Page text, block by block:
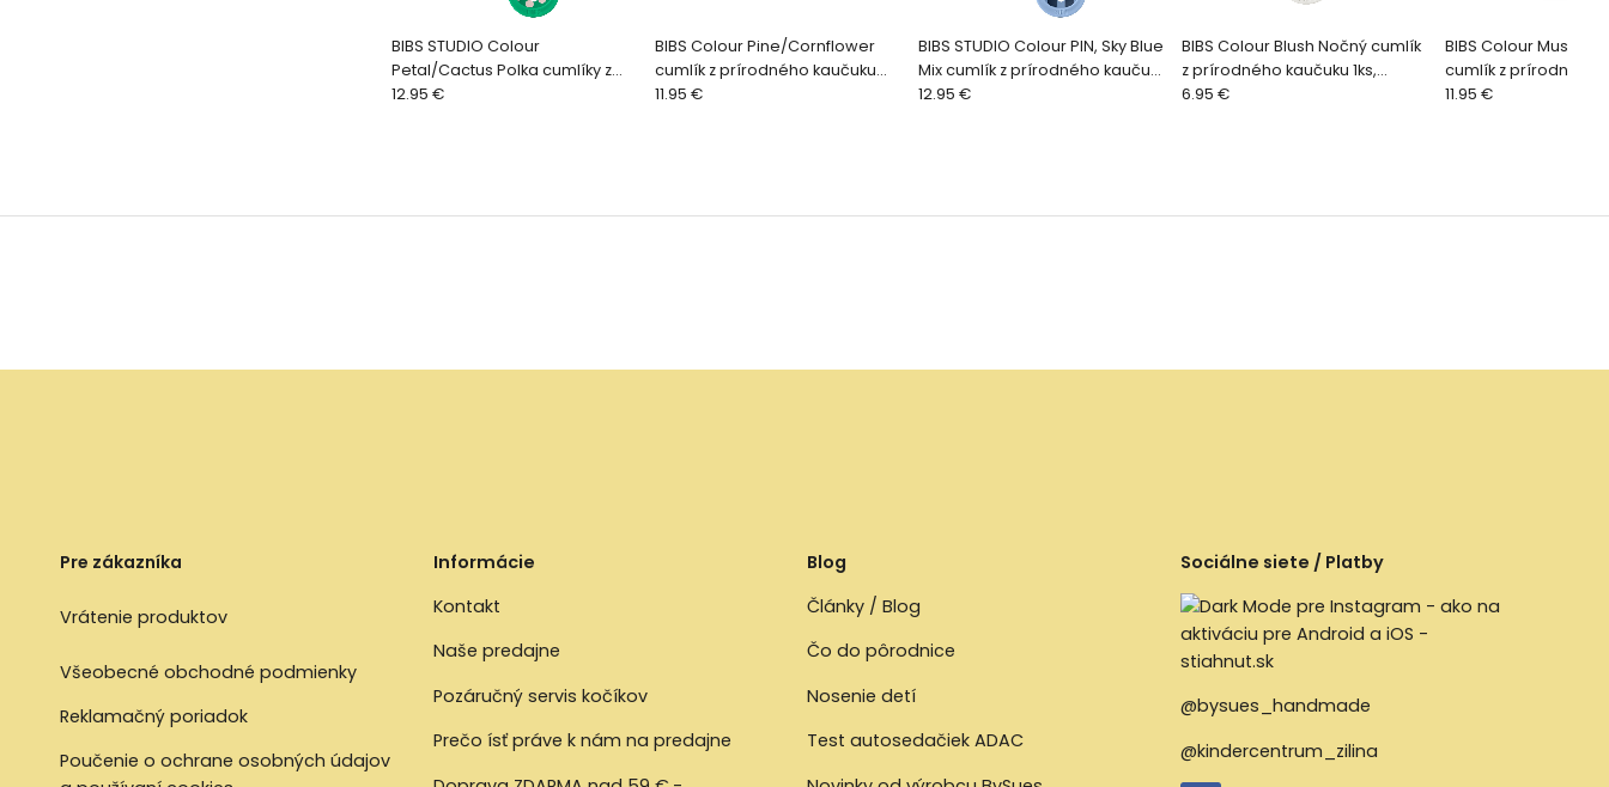
BIBS STUDIO Colour
Petal/Cactus Polka cumlíky z
prírodného kaučuku 2ks,
12.95 €
BIBS Colour Pine/Cornflower
cumlík z prírodného kaučuku
2ks, veľkosť 1
11.95 €
BIBS STUDIO Colour PIN, Sky Blue
Mix cumlík z prírodného kaučuku
2ks, veľkosť 1
12.95 €
BIBS Colour Blush Nočný cumlík
z prírodného kaučuku 1ks,
veľkosť 2
6.95 €
BIBS Colour
cumlík z prírodného
2ks, veľkosť 2
11.95 €
Pre zákazníka
Vrátenie produktov
Všeobecné obchodné podmienky
Reklamačný poriadok
Poučenie o ochrane osobných údajov
Informácie
Kontakt
Naše predajne
Pozáručný servis kočíkov
Prečo ísť práve k nám na predajne
Blog
Články / Blog
Čo do pôrodnice
Nosenie detí
Test autosedačiek ADAC
Sociálne siete / Platby
@bysues_handmade
@kindercentrum_zilina